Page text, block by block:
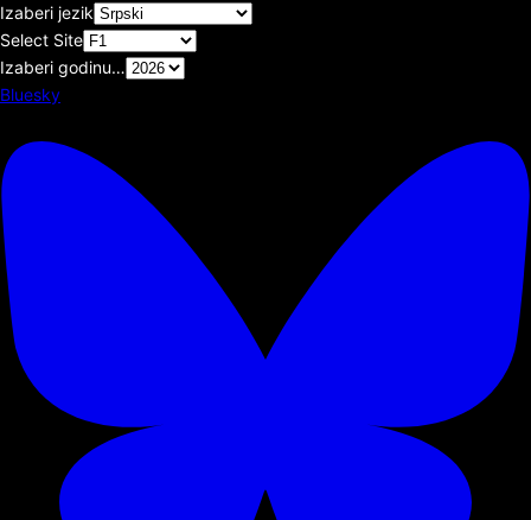
Izaberi jezik
Select Site
Izaberi godinu…
Bluesky